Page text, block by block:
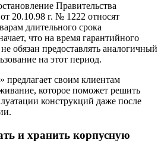
Правительства
20.10.98 г. № 1222 относят
длительного срока
что на время гарантийного
обязан предоставлять аналогичный
на этот период.
предлагает своим клиентам
которое поможет решить
конструкций даже после
и хранить корпусную